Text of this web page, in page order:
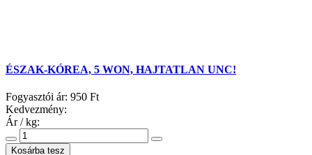
ÉSZAK-KÓREA, 5 WON, HAJTATLAN UNC!
Fogyasztói ár: 950 Ft
Kedvezmény:
Ár / kg: